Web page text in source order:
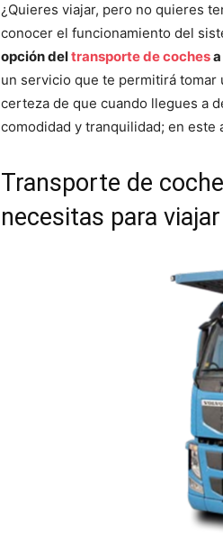
¿Quieres viajar, pero no quieres
conocer el funcionamiento del
opción deltransporte de coches
un servicio que te permitirá
certeza de que cuando llegues a
comodidad y tranquilidad; en
Transporte de
necesitas para